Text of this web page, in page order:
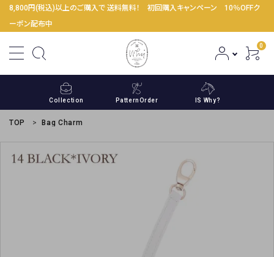
8,800円(税込)以上のご購入で 送料無料！ 初回購入キャンペーン 10％OFFク
ーポン配布中
0
Collection PatternOrder IS Why?
TOP Bag Charm